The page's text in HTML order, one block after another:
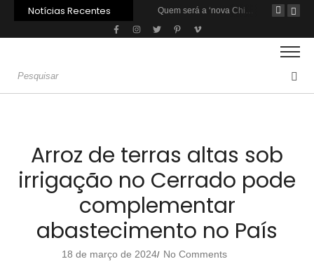
Notícias Recentes
Carne: Menor demanda da China exige reforço da diplomacia e inovação
Arroz de terras altas sob
irrigação no Cerrado pode
complementar
abastecimento no País
18 de março de 2024/ No Comments